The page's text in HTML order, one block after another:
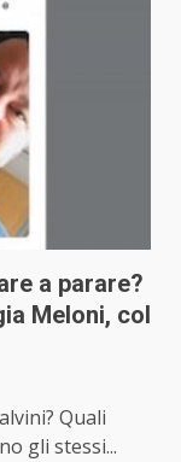
a parare?
Meloni, col
Quali
gli stessi...